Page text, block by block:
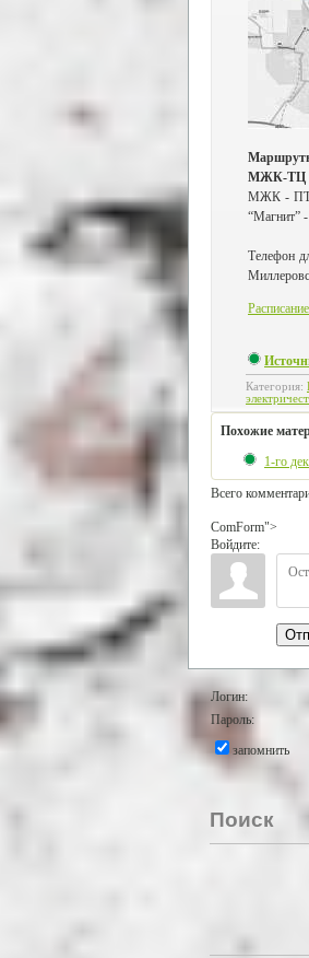
МЖК-ТЦ
МЖК - ПТУ
“Магнит”
Телефон
Категория:
Похожие
1-го
Всего
ComForm">
Войдите:
Логин:
Пароль:
запомнить
Поиск